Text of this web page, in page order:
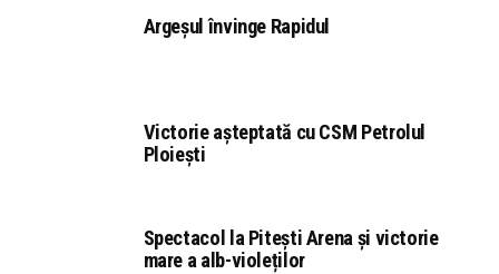
Argeșul învinge Rapidul
Victorie așteptată cu CSM Petrolul
Ploiești
Spectacol la Pitești Arena și victorie
mare a alb-violeților